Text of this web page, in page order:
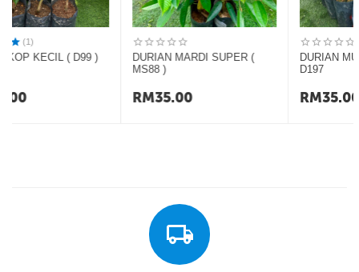
DURIAN MARDI SUPER (
RM
DURIAN MUSANG KING
RM